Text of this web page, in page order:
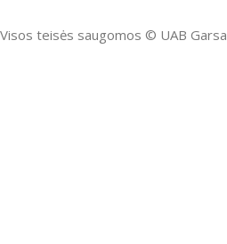
Visos teisės saugomos ©️ UAB